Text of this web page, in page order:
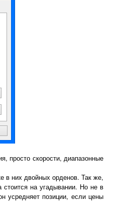
просто скорости, диапазонные
в них двойных орденов. Так же,
стоится на угадывании. Но не в
усредняет позиции, если цены